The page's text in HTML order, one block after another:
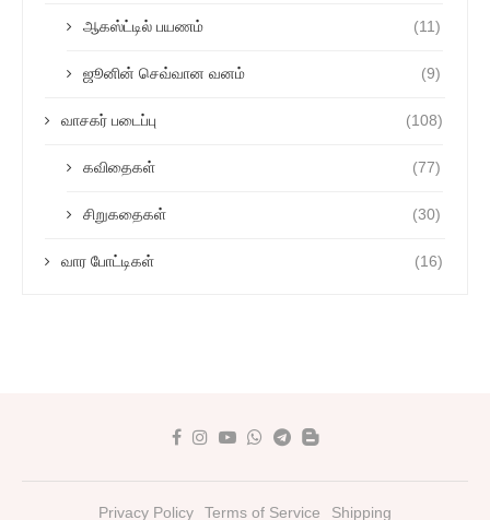
ஆகஸ்ட்டில் பயணம் (11)
ஜூனின் செவ்வான வனம் (9)
வாசகர் படைப்பு (108)
கவிதைகள் (77)
சிறுகதைகள் (30)
வார போட்டிகள் (16)
Privacy Policy Terms of Service Shipping